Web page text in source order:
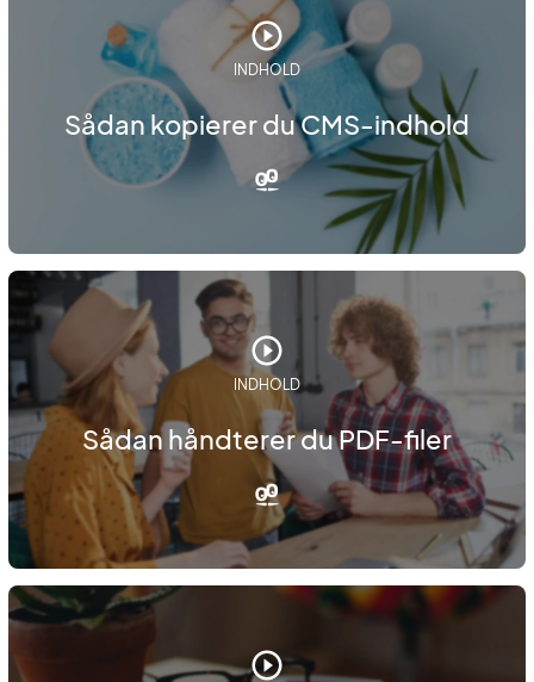
INDHOLD
Sådan kopierer du CMS-indhold
INDHOLD
Sådan håndterer du PDF-filer